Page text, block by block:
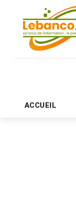
ACCUEIL